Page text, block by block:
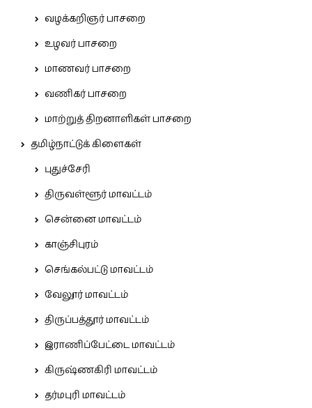
வழக்கறிஞர் பாசறை
உழவர் பாசறை
மாணவர் பாசறை
வணிகர் பாசறை
மாற்றுத் திறனாளிகள் பாசறை
தமிழ்நாட்டுக் கிளைகள்
புதுச்சேரி
திருவள்ளூர் மாவட்டம்
சென்னை மாவட்டம்
காஞ்சிபுரம்
செங்கல்பட்டு மாவட்டம்
வேலூர் மாவட்டம்
திருப்பத்தூர் மாவட்டம்
இராணிப்பேட்டை மாவட்டம்
கிருஷ்ணகிரி மாவட்டம்
தர்மபுரி மாவட்டம்